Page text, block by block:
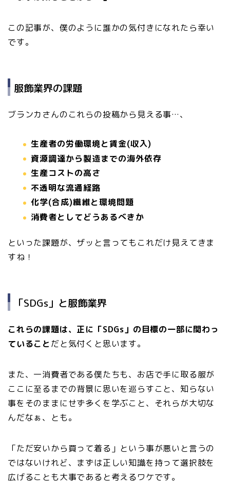
この記事が、僕のように誰かの気付きになれたら幸い
です。
服飾業界の課題
ブランカさんのこれらの投稿から見える事…、
生産者の労働環境と賃金(収入)
資源調達から製造までの海外依存
生産コストの高さ
不透明な流通経路
化学(合成)繊維と環境問題
消費者としてどうあるべきか
といった課題が、ザッと言ってもこれだけ見えてきま
すね！
「SDGs」と服飾業界
これらの課題は、正に「SDGs」の目標の一部に関わっ
ていることだと気付くと思います。
また、一消費者である僕たちも、お店で手に取る服が
ここに至るまでの背景に思いを巡らすこと、知らない
事をそのままにせず多くを学ぶこと、それらが大切な
んだなぁ、とも。
「ただ安いから買って着る」という事が悪いと言うの
ではないけれど、まずは正しい知識を持って選択肢を
広げることも大事であると考えるワケです。